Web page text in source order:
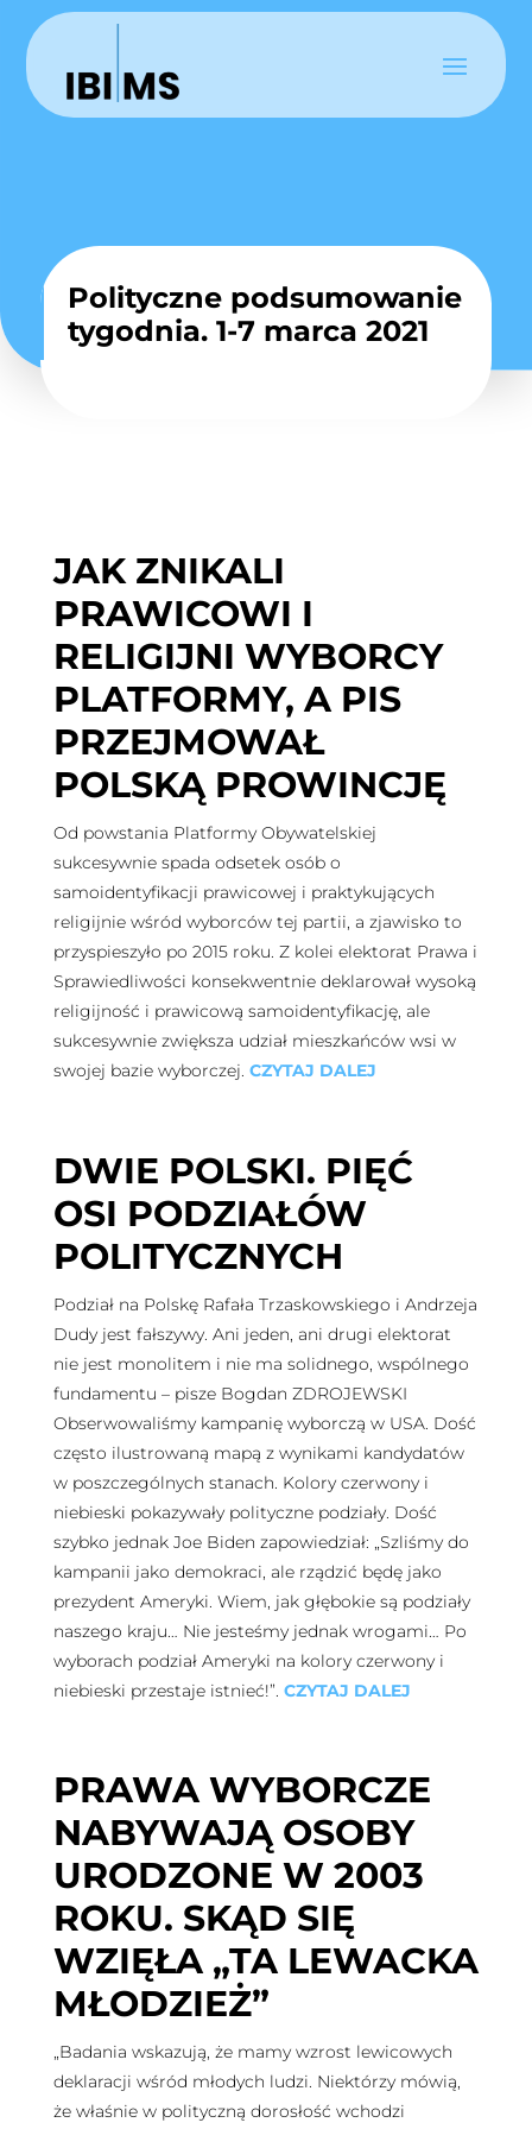
Polityczne podsumowanie
tygodnia. 1-7 marca 2021
JAK ZNIKALI
PRAWICOWI I
RELIGIJNI WYBORCY
PLATFORMY, A PIS
PRZEJMOWAŁ
POLSKĄ PROWINCJĘ
Od powstania Platformy Obywatelskiej
sukcesywnie spada odsetek osób o
samoidentyfikacji prawicowej i praktykujących
religijnie wśród wyborców tej partii, a zjawisko to
przyspieszyło po 2015 roku. Z kolei elektorat Prawa i
Sprawiedliwości konsekwentnie deklarował wysoką
religijność i prawicową samoidentyfikację, ale
sukcesywnie zwiększa udział mieszkańców wsi w
swojej bazie wyborczej. CZYTAJ DALEJ
DWIE POLSKI. PIĘĆ
OSI PODZIAŁÓW
POLITYCZNYCH
Podział na Polskę Rafała Trzaskowskiego i Andrzeja
Dudy jest fałszywy. Ani jeden, ani drugi elektorat
nie jest monolitem i nie ma solidnego, wspólnego
fundamentu – pisze Bogdan ZDROJEWSKI
Obserwowaliśmy kampanię wyborczą w USA. Dość
często ilustrowaną mapą z wynikami kandydatów
w poszczególnych stanach. Kolory czerwony i
niebieski pokazywały polityczne podziały. Dość
szybko jednak Joe Biden zapowiedział: „Szliśmy do
kampanii jako demokraci, ale rządzić będę jako
prezydent Ameryki. Wiem, jak głębokie są podziały
naszego kraju… Nie jesteśmy jednak wrogami… Po
wyborach podział Ameryki na kolory czerwony i
niebieski przestaje istnieć!”. CZYTAJ DALEJ
PRAWA WYBORCZE
NABYWAJĄ OSOBY
URODZONE W 2003
ROKU. SKĄD SIĘ
WZIĘŁA „TA LEWACKA
MŁODZIEŻ”
„Badania wskazują, że mamy wzrost lewicowych
deklaracji wśród młodych ludzi. Niektórzy mówią,
że właśnie w polityczną dorosłość wchodzi